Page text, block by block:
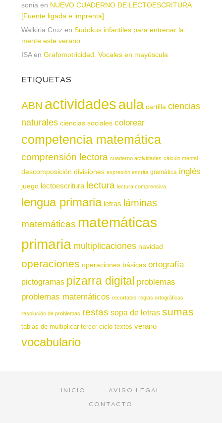
sonia en NUEVO CUADERNO DE LECTOESCRITURA
[Fuente ligada e imprenta]
Walkiria Cruz en Sudokus infantiles para entrenar la
mente este verano
ISAen Grafomotricidad. Vocales en mayúscula
ETIQUETAS
ABN actividadesaula cartilla ciencias
naturales ciencias sociales colorear
competencia matemática
comprensión lectora cuaderno actividades cálculo mental
descomposición divisiones expresión escrita gramática inglés
juego lectoescritura lectura lectura comprensiva
lengua primaria letras láminas
matemáticas matemáticas
primaria multiplicaciones navidad
operaciones operaciones básicas ortografía
pictogramas pizarra digital problemas
problemas matemáticos recortable reglas ortográficas
resolución de problemas restas sopa de letras sumas
tablas de multiplicar tercer ciclo textos verano
vocabulario
INICIO
AVISO LEGAL
CONTACTO